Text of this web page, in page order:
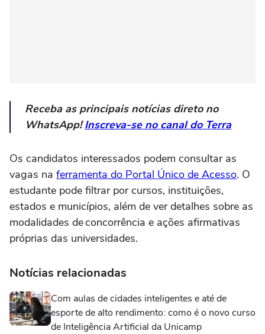
Receba as principais notícias direto no
WhatsApp!Inscreva-se no canal do Terra
Os candidatos interessados podem consultar as
vagas na ferramenta do Portal Único de Acesso. O
estudante pode filtrar por cursos, instituições,
estados e municípios, além de ver detalhes sobre as
modalidades de concorrência e ações afirmativas
próprias das universidades.
Notícias relacionadas
Com aulas de cidades inteligentes e até de
esporte de alto rendimento: como é o novo curso
de Inteligência Artificial da Unicamp